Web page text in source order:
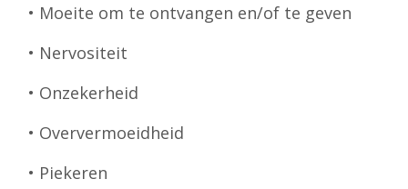
• Moeite om te ontvangen en/of te geven
• Nervositeit
• Onzekerheid
• Oververmoeidheid
• Piekeren